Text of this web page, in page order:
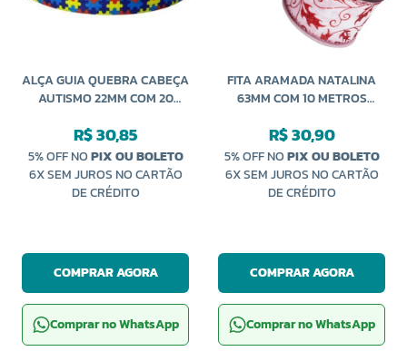
ALÇA GUIA QUEBRA CABEÇA
AUTISMO 22MM COM 20
R$ 30,85
5% OFF NOPIX OU BOLETO
6X SEM JUROS NO CARTÃO
DE CRÉDITO
COMPRAR AGORA
Comprar no WhatsApp
FITA ARAMADA NATALINA
63MM COM 10 METROS
R$ 30,90
5% OFF NOPIX OU BOLETO
6X SEM JUROS NO CARTÃO
DE CRÉDITO
COMPRAR AGORA
Comprar no WhatsApp